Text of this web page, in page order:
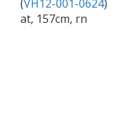
(VH12-001-0624)
at, 157cm, rn